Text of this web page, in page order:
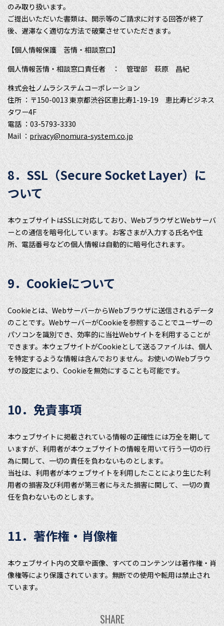
のみ取り扱います。
ご提出いただいた書類は、開示等のご請求に対する回答が終了
後、遅滞なく適切な方法で破棄させていただきます。
【個人情報保護 苦情・相談窓口】
個人情報苦情・相談窓口責任者 ： 管理部 萩原 昌紀
株式会社ノムラシステムコーポレーション
住所 ：〒150-0013 東京都渋谷区恵比寿1-19-19 恵比寿ビジネス
タワー4F
電話 ：03-5793-3330
Mail ： privacy@nomura-system.co.jp
8．SSL（Secure Socket Layer）に
ついて
本ウェブサイトはSSLに対応しており、WebブラウザとWebサーバ
ーとの通信を暗号化しています。お客さまが入力する氏名や住
所、電話番号などの個人情報は自動的に暗号化されます。
9．Cookieについて
Cookieとは、WebサーバーからWebブラウザに送信されるデータ
のことです。WebサーバーがCookieを参照することでユーザーの
パソコンを識別でき、効率的に当社Webサイトを利用することが
できます。本ウェブサイトがCookieとして送るファイルは、個人
を特定するような情報は含んでおりません。お使いのWebブラウ
ザの設定により、Cookieを無効にすることも可能です。
10．免責事項
本ウェブサイトに掲載されている情報の正確性には万全を期して
いますが、利用者が本ウェブサイトの情報を用いて行う一切の行
為に関して、一切の責任を負わないものとします。
当社は、利用者が本ウェブサイトを利用したことにより生じた利
用者の損害及び利用者が第三者に与えた損害に関して、一切の責
任を負わないものとします。
11．著作権・肖像権
本ウェブサイト内の文章や画像、すべてのコンテンツは著作権・肖
像権等により保護されています。無断での使用や転用は禁止され
ています。
SHARE